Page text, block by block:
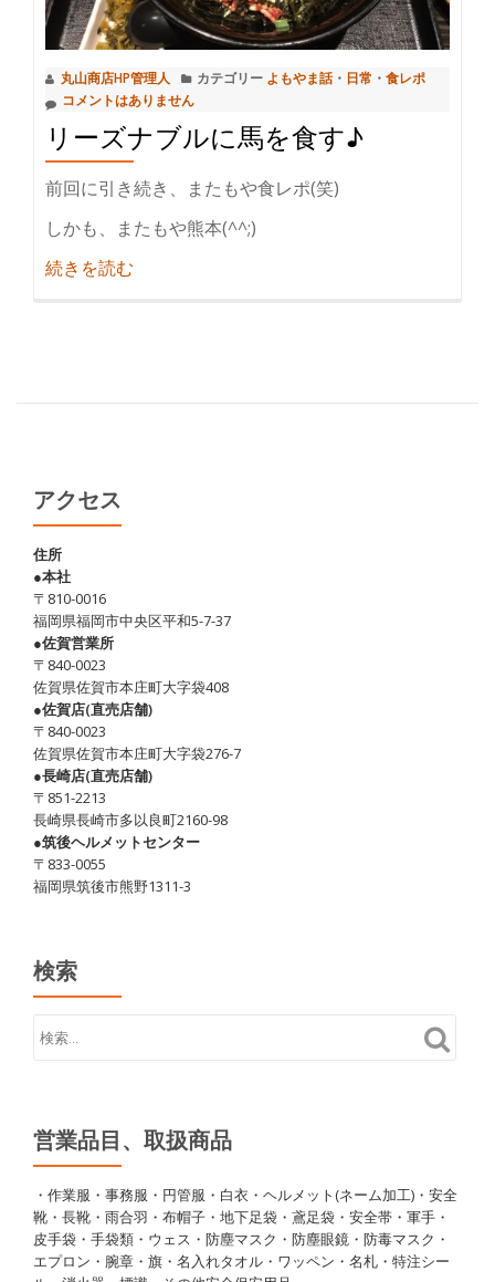
丸山商店HP管理人 カテゴリー よもやま話・ 日常 ・ 食レポ
コメントはありません
リーズナブルに馬を食す♪
前回に引き続き、またもや食レポ(笑)
しかも、またもや熊本(^^;)
続きを読む
ナ
す
アクセス
住所
●本社
〒810-0016
福岡県福岡市中央区平和5-7-37
●佐賀営業所
〒840-0023
佐賀県佐賀市本庄町大字袋408
●佐賀店(直売店舗)
〒840-0023
佐賀県佐賀市本庄町大字袋276-7
●長崎店(直売店舗)
〒851-2213
長崎県長崎市多以良町2160-98
●筑後ヘルメットセンター
〒833-0055
福岡県筑後市熊野1311-3
検索
営業品目、取扱商品
・作業服・事務服・円管服・白衣・ヘルメット(ネーム加工)・安全
靴・長靴・雨合羽・布帽子・地下足袋・鳶足袋・安全帯・軍手・
皮手袋・手袋類・ウェス・防塵マスク・防塵眼鏡・防毒マスク・
エプロン・腕章・旗・名入れタオル・ワッペン・名札・特注シー